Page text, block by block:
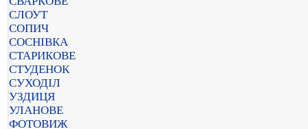
СЛОУТ
СОПИЧ
СОСНІВКА
СТАРИКОВЕ
СТУДЕНОК
СУХОДІЛ
УЗДИЦЯ
УЛАНОВЕ
ФОТОВИЖ